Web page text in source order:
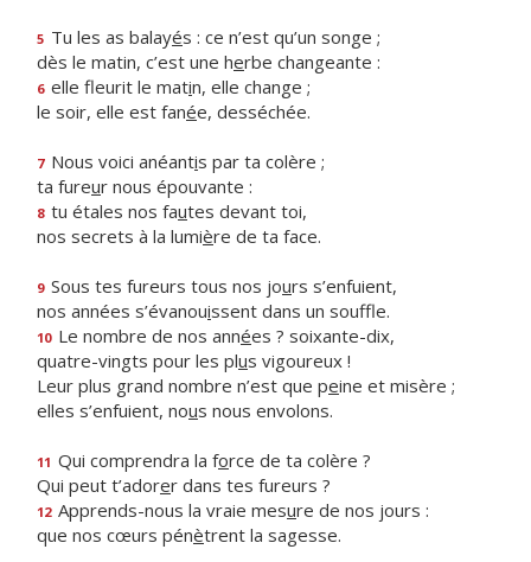
5 Tu les as balayés : ce n’est qu’un songe ;
dès le matin, c’est une herbe changeante :
6 elle fleurit le matin, elle change ;
le soir, elle est fanée, desséchée.
7 Nous voici anéantis par ta colère ;
ta fureur nous épouvante :
8 tu étales nos fautes devant toi,
nos secrets à la lumière de ta face.
9 Sous tes fureurs tous nos jours s’enfuient,
nos années s’évanouissent dans un souffle.
10 Le nombre de nos années ? soixante-dix,
quatre-vingts pour les plus vigoureux !
Leur plus grand nombre n’est que peine et misère ;
elles s’enfuient, nous nous envolons.
11 Qui comprendra la force de ta colère ?
Qui peut t’adorer dans tes fureurs ?
12 Apprends-nous la vraie mesure de nos jours :
que nos cœurs pénètrent la sagesse.